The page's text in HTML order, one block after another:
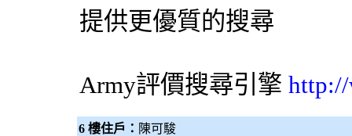
提供更優質的搜尋
Army評價搜尋引擎
6 樓住戶： 陳可駿